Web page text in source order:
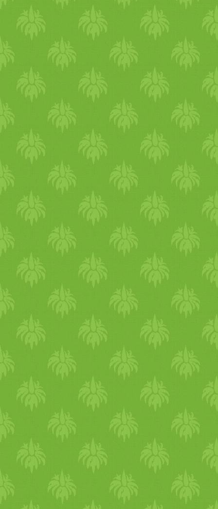
(gluténmentes,
TÁPLÁLKOZZ, NE
Természetesen száraz
Ebben az esetben sokkal
lesz. Előző éjszakára
főzzük meg őket külön-
készítsük el az ételt a
aktív bélműködéstől sem
Sokszor hallottam már
hogy inkább nem
fel a fogyasztásukkal! A
emésztésben,
hatékonyabb a
hangzik, jó dolog! A
méregtelenítésének
pedig egészségesebb
energiához és
rostban gazdag ételek
fogyasztása hozzájárul